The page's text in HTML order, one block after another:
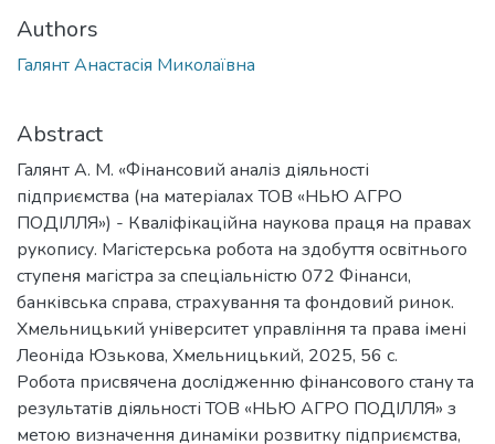
Authors
Галянт Анастасія Миколаївна
Abstract
Галянт А. М. «Фінансовий аналіз діяльності
підприємства (на матеріалах ТОВ «НЬЮ АГРО
ПОДІЛЛЯ») - Кваліфікаційна наукова праця на правах
рукопису. Магістерська робота на здобуття освітнього
ступеня магістра за спеціальністю 072 Фінанси,
банківська справа, страхування та фондовий ринок.
Хмельницький університет управління та права імені
Леоніда Юзькова, Хмельницький, 2025, 56 с.
Робота присвячена дослідженню фінансового стану та
результатів діяльності ТОВ «НЬЮ АГРО ПОДІЛЛЯ» з
метою визначення динаміки розвитку підприємства,